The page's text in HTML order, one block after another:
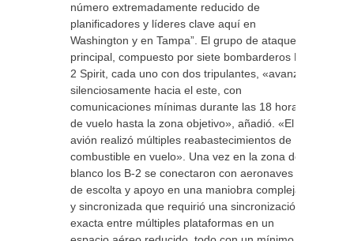
número extremadamente reducido de
planificadores y líderes clave aquí en
Washington y en Tampa”. El grupo de ataque
principal, compuesto por siete bombarderos B-
2 Spirit, cada uno con dos tripulantes, «avanzó
silenciosamente hacia el este, con
comunicaciones mínimas durante las 18 horas
de vuelo hasta la zona objetivo», añadió. «El
avión realizó múltiples reabastecimientos de
combustible en vuelo». Una vez en la zona del
blanco los B-2 se conectaron con aeronaves
de escolta y apoyo en una maniobra compleja
y sincronizada que requirió una sincronización
exacta entre múltiples plataformas en un